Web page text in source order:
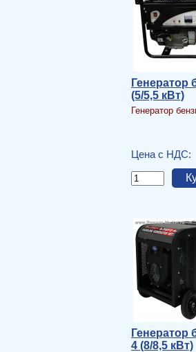
Генератор
(5/5,5 кВт)
Генератор
Цена с НДС:
Генератор
4 (8/8,5 кВт)